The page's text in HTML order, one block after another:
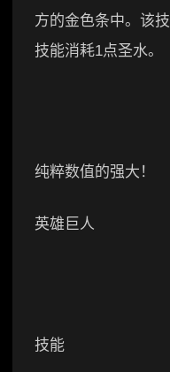
方的金色条中。该
技能消耗1点圣水。
纯粹数值的强大！
英雄巨人
技能